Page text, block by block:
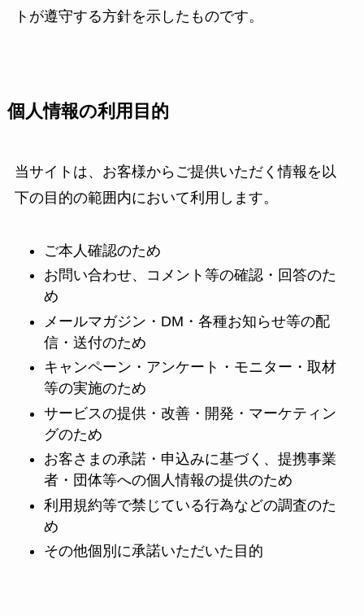
トが遵守する方針を示したものです。
個人情報の利用目的
当サイトは、お客様からご提供いただく情報を以
下の目的の範囲内において利用します。
ご本人確認のため
お問い合わせ、コメント等の確認・回答のた
め
メールマガジン・DM・各種お知らせ等の配
信・送付のため
キャンペーン・アンケート・モニター・取材
等の実施のため
サービスの提供・改善・開発・マーケティン
グのため
お客さまの承諾・申込みに基づく、提携事業
者・団体等への個人情報の提供のため
利用規約等で禁じている行為などの調査のた
め
その他個別に承諾いただいた目的